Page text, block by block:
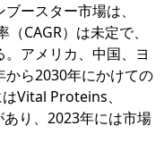
ースター市場は、
CAGR）は未定で、
アメリカ、中国、ヨ
ら2030年にかけての
Vital Proteins、
り、2023年には市場